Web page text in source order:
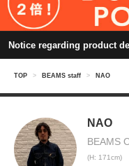
Notice regarding product
TOP > BEAMS staff > NAO
NAO
BEAMS
(H: 171cm)